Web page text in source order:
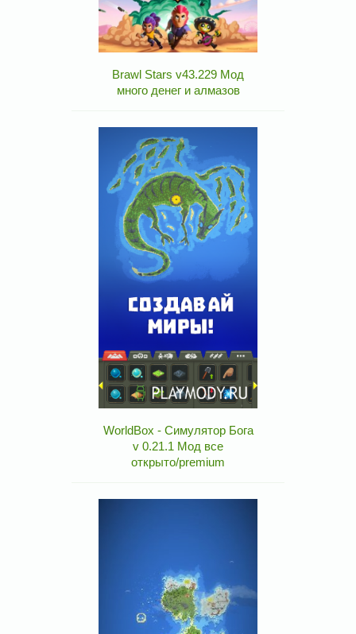
Brawl Stars v43.229 Мод
много денег и алмазов
WorldBox - Симулятор Бога
v 0.21.1 Мод все
открыто/premium